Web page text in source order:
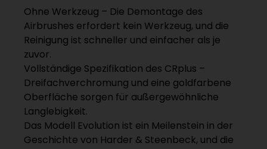
Ohne Werkzeug – Die Demontage des
Airbrushes erfordert kein Werkzeug, und die
Reinigung ist schneller und einfacher als je
zuvor.
Vollständige Spezifikation des CRplus –
Dreifachverchromung und eine goldfarbene
Oberfläche sorgen für außergewöhnliche
Langlebigkeit.
Das Modell Evolution ist ein Meilenstein in der
Geschichte von Harder & Steenbeck, und die